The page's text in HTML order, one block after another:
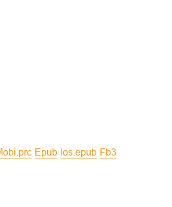
mobi.prc epub ios.epub fb3